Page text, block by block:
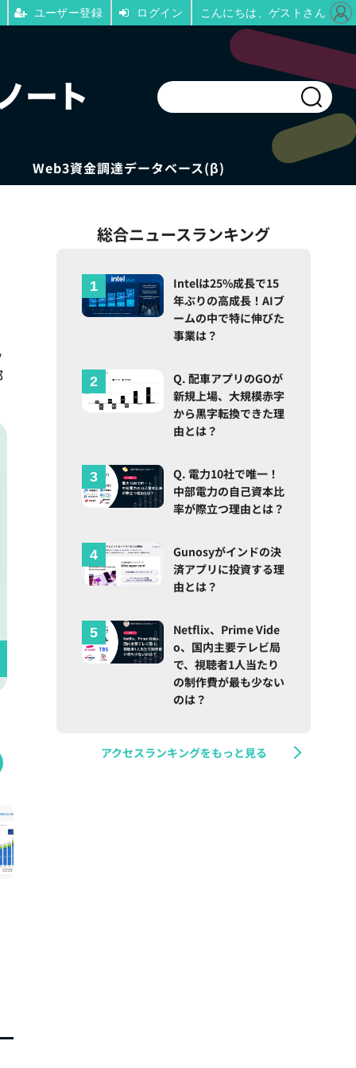
Web3資金調達データベース(β)
総合ニュースランキング
Intelは25%成長で15
年ぶりの高成長！AIブ
ームの中で特に伸びた
事業は？
Q. 配車アプリのGOが
新規上場、大規模赤字
から黒字転換できた理
由とは？
Q. 電力10社で唯一！
中部電力の自己資本比
率が際立つ理由とは？
Gunosyがインドの決
済アプリに投資する理
由とは？
Netflix、Prime Vide
o、国内主要テレビ局
で、視聴者1人当たり
の制作費が最も少ない
のは？
アクセスランキングをもっと見る
ユーザー登録 ログイン こんにちは、ゲストさん